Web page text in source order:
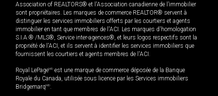
Association of REALTORS® et l'Association canadienne de l’immobilier
sont propriétaires. Les marques de commerce REALTOR® servent à
distinguer les services immobiliers offerts par les courtiers et agents
immobilier en tant que membres de l'ACI. Les marques d'homologation
S.I.A.® /MLS®, Service inter-agences®, et leurs logos respectifs sont la
propriété de l'ACI, et ils servent à identifier les services immobiliers que
fournissent les courtiers et agents membres de l'ACI.
Royal LePageMD est une marque de commerce déposée de la Banque
Royale du Canada, utilisée sous licence par les Services immobiliers
BridgemarqMD